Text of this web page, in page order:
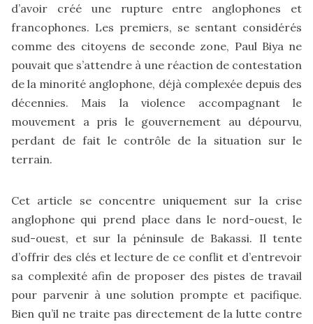
d’avoir créé une rupture entre anglophones et
francophones. Les premiers, se sentant considérés
comme des citoyens de seconde zone, Paul Biya ne
pouvait que s’attendre à une réaction de contestation
de la minorité anglophone, déjà complexée depuis des
décennies. Mais la violence accompagnant le
mouvement a pris le gouvernement au dépourvu,
perdant de fait le contrôle de la situation sur le
terrain.
Cet article se concentre uniquement sur la crise
anglophone qui prend place dans le nord-ouest, le
sud-ouest, et sur la péninsule de Bakassi. Il tente
d’offrir des clés et lecture de ce conflit et d’entrevoir
sa complexité afin de proposer des pistes de travail
pour parvenir à une solution prompte et pacifique.
Bien qu’il ne traite pas directement de la lutte contre